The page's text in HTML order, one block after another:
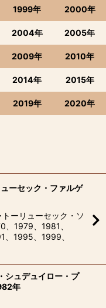
1999年 2000年
2004年 2005年
2009年 2010年
2014年 2015年
2019年 2020年
ーセック・ファルゲ
ーリューセック・ソ
、1979、1981、
1995、1999、
シュデュイロー・プ
年